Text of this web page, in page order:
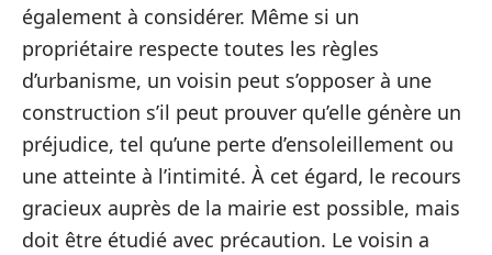
également à considérer. Même si un
propriétaire respecte toutes les règles
d’urbanisme, un voisin peut s’opposer à une
construction s’il peut prouver qu’elle génère un
préjudice, tel qu’une perte d’ensoleillement ou
une atteinte à l’intimité. À cet égard, le recours
gracieux auprès de la mairie est possible, mais
doit être étudié avec précaution. Le voisin a